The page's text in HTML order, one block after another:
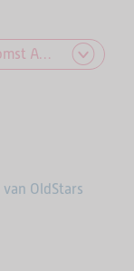
van OldStars